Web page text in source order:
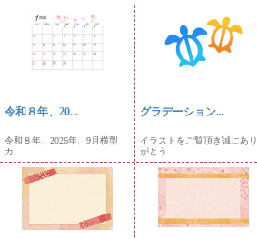
令和８年、20...
令和８年、2026年、9月横型
カ...
グラデーション...
イラストをご覧頂き誠にあり
がとう...